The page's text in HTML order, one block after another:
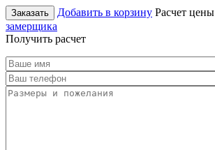
Заказать Добавить в корзину Расчет цены
замерщика
Получить расчет